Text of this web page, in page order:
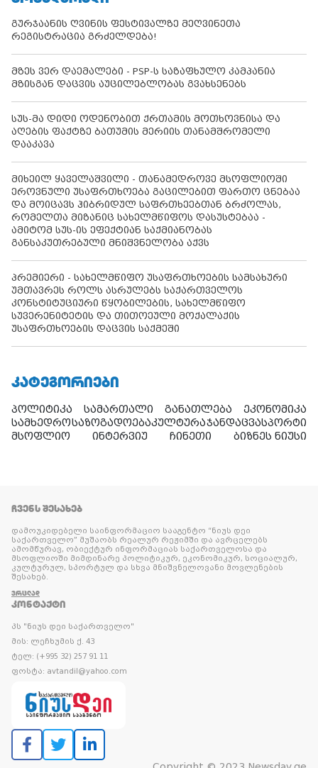
გურჯაანის ღვინის ფესტივალზე მეღვინეთა
რეგისტრაცია გრძელდება!
მზეს ვერ დაემალები - PSP-ს საზაფხულო კამპანია
მზისგან დაცვის აუცილებლობას გვახსენებს
სუს-მა დიდი ოდენობით ქრთამის მოთხოვნისა და
აღების ფაქტზე ბათუმის მერიის თანამშრომელი
დააკავა
მიხეილ ყაველაშვილი - თანამედროვე მსოფლიოში
ეროვნული უსაფრთხოება გაცილებით ფართო ცნებაა
და მოიცავს ჰიბრიდულ საფრთხეებთან ბრძოლას,
რომელთა მიზანიც სახელმწიფოს დასუსტებაა -
ამიტომ სუს-ის ეფექტიან საქმიანობას
განსაკუთრებული მნიშვნელობა აქვს
პრემიერი - სახელმწიფო უსაფრთხოების სამსახური
უმთავრეს როლს ასრულებს საქართველოს
კონსტიტუციური წყობილების, სახელმწიფო
სუვერენიტეტის და თითოეული მოქალაქის
უსაფრთხოების დაცვის საქმეში
ᲙᲐᲢᲔᲒᲝᲠᲘᲔᲑᲘ
პოლიტიკა სამართალი განათლება
ეკონომიკა
სამხედროსაზოგადოებაკულტურაჯანდაცვასპორტი
მსოფლიო
ინტერვიუ ჩინეთი ბიზნეს ნიუსი
ᲩᲕᲔᲜᲡ ᲨᲔᲡᲐᲮᲔᲑ
დამოუკიდებელი საინფორმაციო სააგენტო “ნიუს დეი
საქართველო” მუშაობს რეალურ რეჟიმში და ავრცელებს
ამომწურავ, ობიექტურ ინფორმაციას საქართველოსა და
მსოფლიოში მიმდინარე პოლიტიკურ, ეკონომიკურ, სოციალურ,
კულტურულ, სპორტულ და სხვა მნიშვნელოვანი მოვლენების
შესახებ.
ᲕᲠᲪᲚᲐᲓ
ᲙᲝᲜᲢᲐᲥᲢᲘ
პს "ნიუს დეი საქართველო"
მის: ლეჩხუმის ქ. 43
ტელ: (+995 32) 257 91 11
ფოსტა: avtandil@yahoo.com